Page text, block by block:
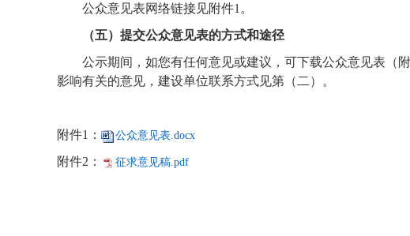
公众意见表网络链接见附件1 。
（五）提交公众意见表的方式和途径
公示期间，如您有任何意见或建议， 可下载公众意见表（
影响有关的意见，建设单位联系方式见第（二）。
附件1 ： 公众意见表.docx
附件2 ： 征求意见稿.pdf